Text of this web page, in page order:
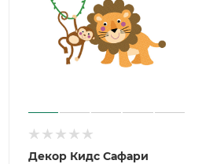
Декор Кидс Сафари